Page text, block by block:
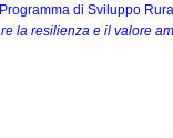
di Sviluppo
la resilienza e il valore